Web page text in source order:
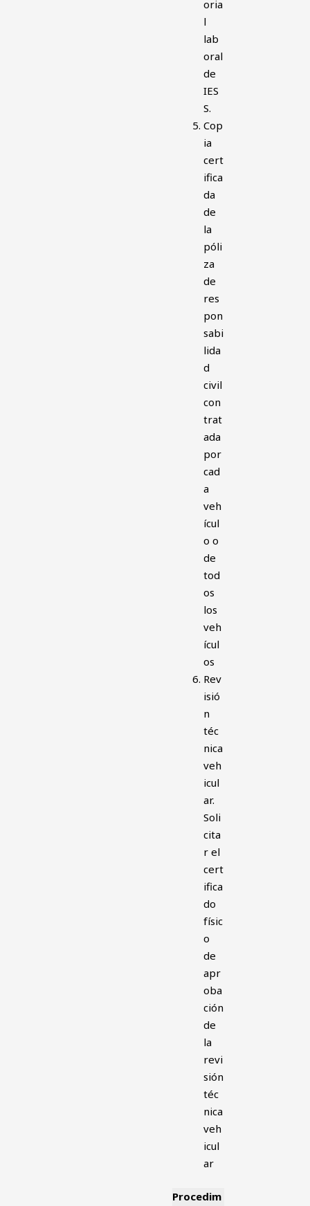
oria
l
lab
oral
de
IES
S.
Cop
ia
cert
ifica
da
de
la
póli
za
de
res
pon
sabi
lida
d
civil
con
trat
ada
por
cad
a
veh
ícul
o o
de
tod
os
los
veh
ícul
os
Rev
isió
n
téc
nica
veh
icul
ar.
Soli
cita
r el
cert
ifica
do
físic
o
de
apr
oba
ción
de
la
revi
sión
téc
nica
veh
icul
ar
Procedim